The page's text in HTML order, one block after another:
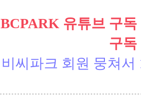
BCPARK 유튜브 구
구독
비씨파크 회원 뭉쳐서